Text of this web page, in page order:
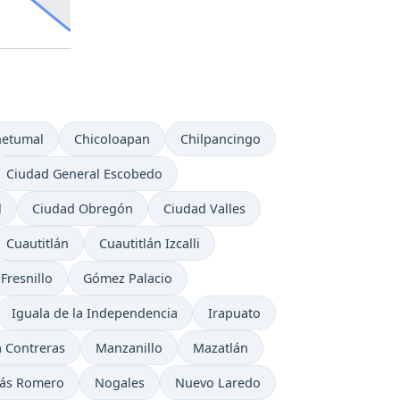
Chicoloapan Chilpancingo
Ciudad General Escobedo
Ciudad Obregón Ciudad Valles
Cuautitlán Cuautitlán Izcalli
Fresnillo Gómez Palacio
Iguala de la Independencia Irapuato
Contreras Manzanillo Mazatlán
Romero Nogales Nuevo Laredo